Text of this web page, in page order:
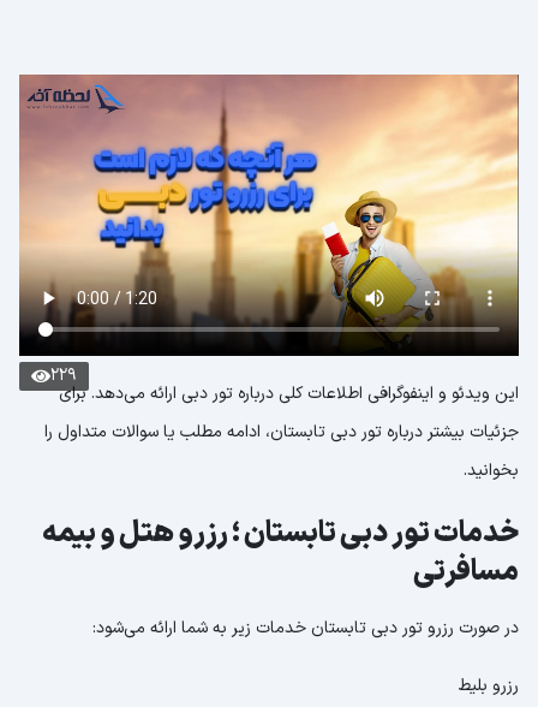
229
این ویدئو و اینفوگرافی اطلاعات کلی درباره تور دبی ارائه می‌دهد. برای
جزئیات بیشتر درباره تور دبی تابستان، ادامه مطلب یا سوالات متداول را
بخوانید.
خدمات تور دبی تابستان ؛ رزرو هتل و بیمه
مسافرتی
در صورت رزرو تور دبی تابستان خدمات زیر به شما ارائه می‌شود:
رزرو بلیط